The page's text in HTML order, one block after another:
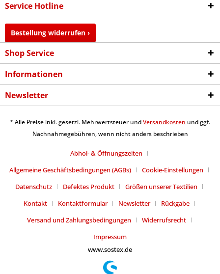
Service Hotline
Bestellung widerrufen ›
Shop Service
Informationen
Newsletter
* Alle Preise inkl. gesetzl. Mehrwertsteuer undVersandkosten und ggf.
Nachnahmegebühren, wenn nicht anders beschrieben
Abhol- & Öffnungszeiten
Allgemeine Geschäftsbedingungen (AGBs)
Cookie-Einstellungen
Datenschutz
Defektes Produkt
Größen unserer Textilien
Kontakt
Kontaktformular Newsletter
Rückgabe
Versand und Zahlungsbedingungen
Widerrufsrecht
Impressum
www.sostex.de